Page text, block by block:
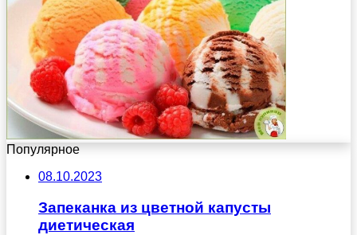
Популярное
08.10.2023
Запеканка из цветной капусты
диетическая